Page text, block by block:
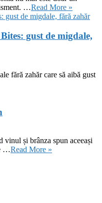
…Read More »
gust de migdale,
fără zahăr care să aibă gust
vinul și brânza spun aceeași
…Read More »